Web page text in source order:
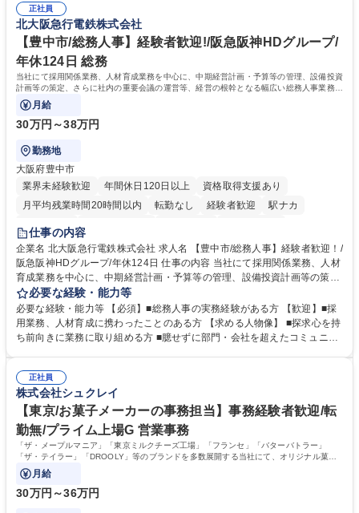
元様とのやり取り、輸入関連の書類の管理、国内倉庫での品質チェック、
工場開拓などがございます。 募集職種 【生産管理】キャラクターバック
や雑貨の生産・品質管理/年休125日/転勤無
め、『コツコツと実直に取り組める方』 ・工場やライセンス元を含む社内
外関係者と友好なコミュニケーションが取れる方 ※折衝は営業担当がメイ
ンで行います。 学歴・資格 学歴：大学院 大学 高専 短大 専修学校 高校 語
学力： 資格：
正社員
北大阪急行電鉄株式会社
【豊中市/総務人事】経験者歓迎!/阪急阪神HDグループ/
年休124日 総務
当社にて採用関係業務、人材育成業務を中心に、中期経営計画・予算等の管理、設備投資
計画等の策定、さらに社内の重要会議の運営等、経営の根幹となる幅広い総務人事業務全
般を担当していただきます。
月給
30万円～38万円
勤務地
大阪府豊中市
業界未経験歓迎
年間休日120日以上
資格取得支援あり
月平均残業時間20時間以内
転勤なし 経験者歓迎
駅ナカ
退職金あり
土日祝休み
服装自由 昼食補助あり 食事補助あり
仕事の内容
企業名 北大阪急行電鉄株式会社 求人名 【豊中市/総務人事】経験者歓迎！/
阪急阪神HDグループ/年休124日 仕事の内容 当社にて採用関係業務、人材
育成業務を中心に、中期経営計画・予算等の管理、設備投資計画等の策
定、さらに社内の重要会議の運営等、経営の根幹となる幅広い総務人事業
務全般を担当していただきます。 【主な業務内容】 ■採用関係業務および
人材育成(社員研修)業務の推進 ■中期経営計画および予算等の管理 ■設備
投資計画等の策定 ■社内の重要会議の運営 ■その他総務人事業務全般 【入
務人事】経験者歓迎！/阪急阪神HDグループ/年休124日
必要な経験・能力等
必要な経験・能力等 【必須】■総務人事の実務経験がある方 【歓迎】■採
用業務、人材育成に携わったことのある方 【求める人物像】 ■探求心を持
ち前向きに業務に取り組める方 ■臆せずに部門・会社を超えたコミュニケ
囲のメンバーと協調しつつ主体性を持って能動的に業務を推進できる方 学
歴・資格 学歴：大学院 大学 高専 短大 専修学校 高校 語学力： 資格：
正社員
株式会社シュクレイ
【東京/お菓子メーカーの事務担当】事務経験者歓迎/転
勤無/プライム上場G 営業事務
「ザ・メープルマニア」「東京ミルクチーズ工場」「フランセ」「バターバトラー」
「ザ・テイラー」「DROOLY」等のブランドを多数展開する当社にて、オリジナル菓子
ブランド商品の事務業務をお任せいたします。
月給
30万円～36万円